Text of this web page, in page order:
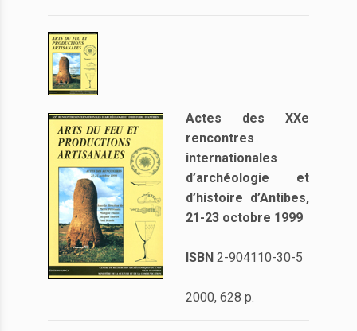
Actes des XXe
rencontres
internationales
d’archéologie et
d’histoire d’Antibes,
21-23 octobre 1999
ISBN 2-904110-30-5
2000, 628 p.